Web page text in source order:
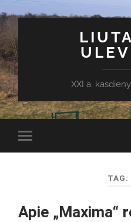
XXI a.
Toggle
mobile
TAG:
Apie „Maxima“